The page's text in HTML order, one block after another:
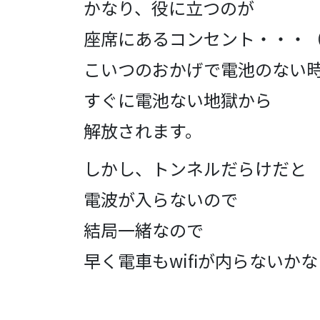
かなり、役に立つのが
座席にあるコンセント・・・
こいつのおかげで電池のない
すぐに電池ない地獄から
解放されます。
しかし、トンネルだらけだと
電波が入らないので
結局一緒なので
早く電車もwifiが内らないか